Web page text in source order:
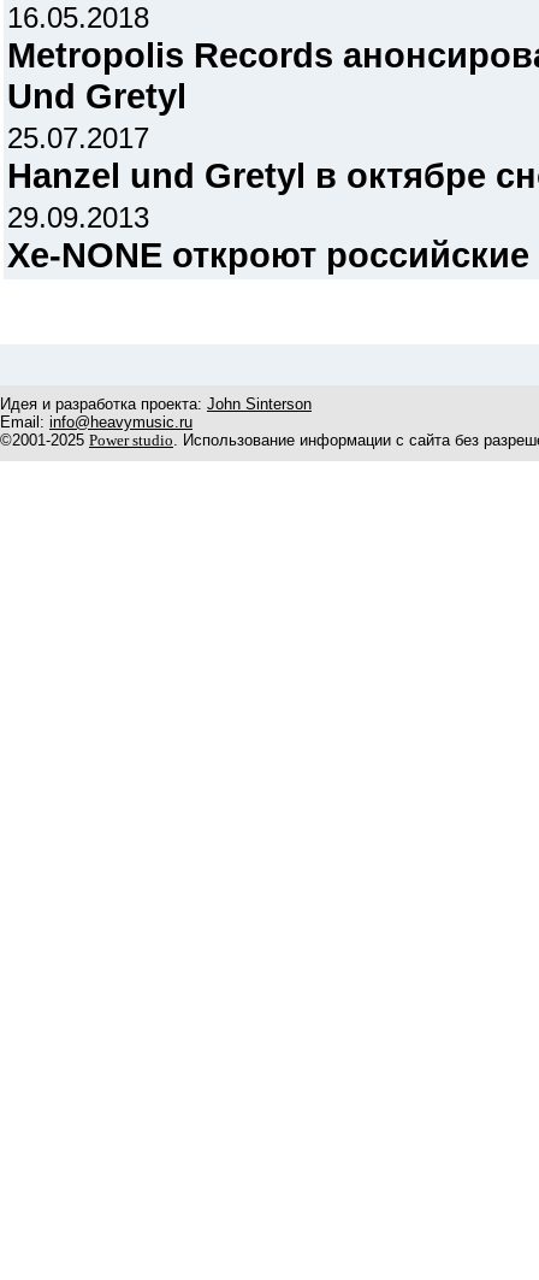
16.05.2018
Metropolis Records
Und Gretyl
25.07.2017
Hanzel und Gretyl в октябре
29.09.2013
Xe-NONE откроют
Идея и разработка проекта: John Sinterson
Email: info@heavymusic.ru
©2001-2025 Power studio. Использование информации с сайта без